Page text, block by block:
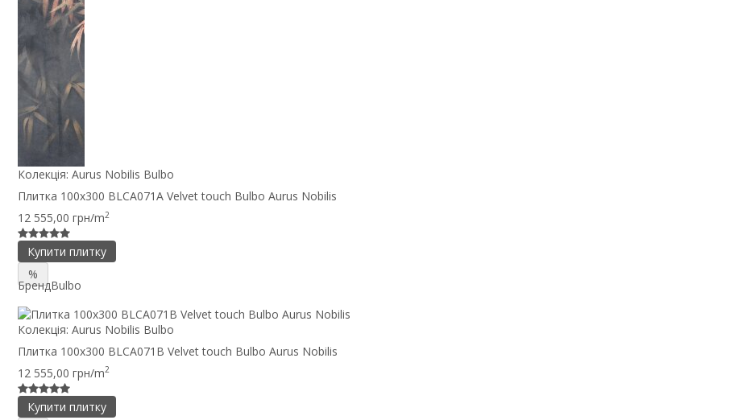
Колекція: Aurus Nobilis Bulbo
Плитка 100x300 BLCA071A Velvet touch Bulbo Aurus Nobilis
12 555,00 грн/m2
Купити плитку
%
БрендBulbo
Колекція: Aurus Nobilis Bulbo
Плитка 100x300 BLCA071B Velvet touch Bulbo Aurus Nobilis
12 555,00 грн/m2
Купити плитку